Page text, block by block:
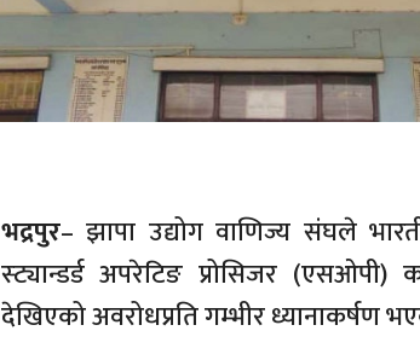
भद्रपुर– झापा उद्योग वाणिज्य संघले
स्ट्यान्डर्ड अपरेटिङ प्रोसिजर (एसओपी)
देखिएको अवरोधप्रति गम्भीर ध्यानाकर्षण